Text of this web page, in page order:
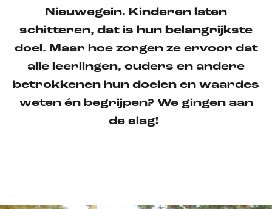
Nieuwegein. Kinderen laten
schitteren, dat is hun belangrijkste
doel. Maar hoe zorgen ze ervoor dat
alle leerlingen, ouders en andere
betrokkenen hun doelen en waardes
weten én begrijpen? We gingen aan
de slag!